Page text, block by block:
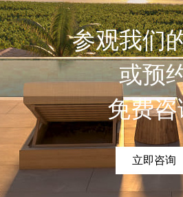
参观我们
或预
免费
立即咨询